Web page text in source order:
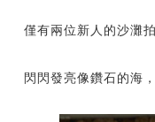
僅有兩位新人的沙灘
閃閃發亮像鑽石的海